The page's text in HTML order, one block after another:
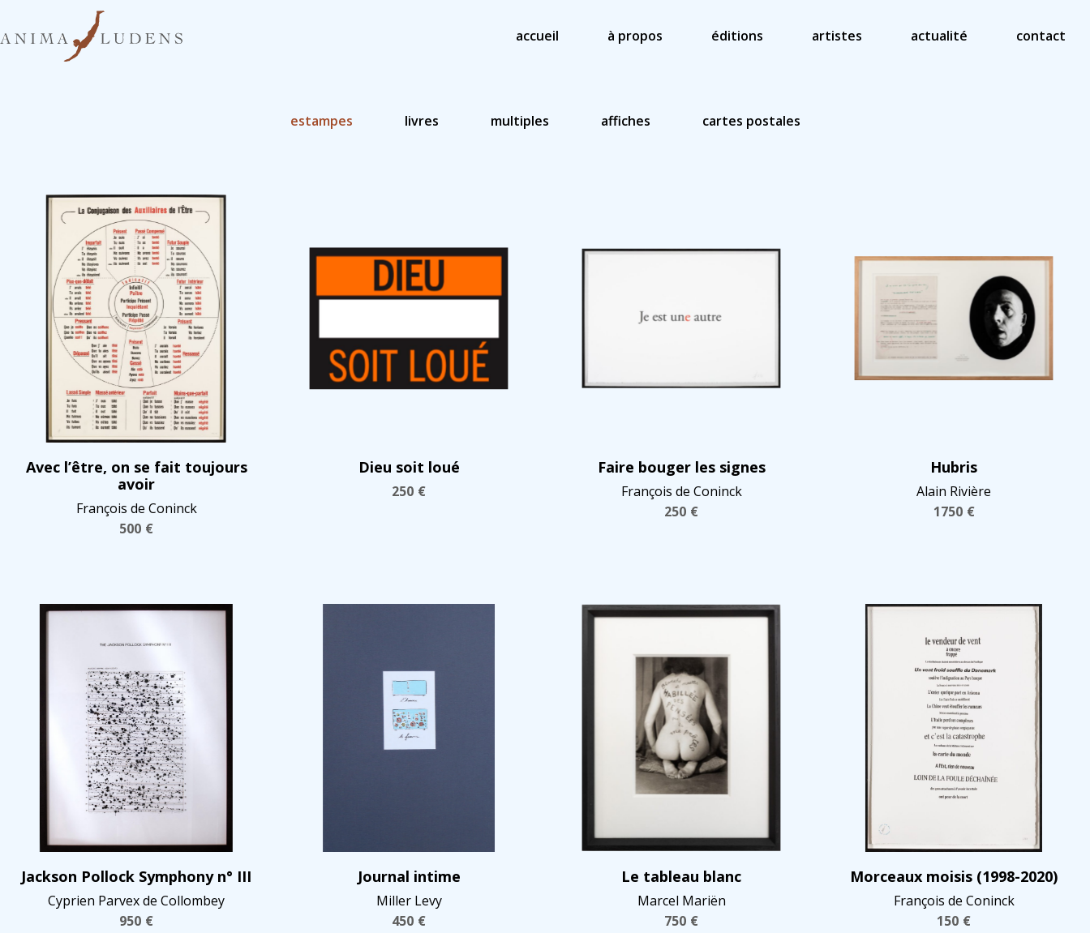
accueil à propos éditions artistes actualité contact
estampes livres multiples affiches cartes postales
Avec l’être, on se fait toujours
avoir
François de Coninck
500 €
Dieu soit loué
250 €
Faire bouger les signes
François de Coninck
250 €
Hubris
Alain Rivière
1750 €
Jackson Pollock Symphony n° III
Cyprien Parvex de Collombey
950 €
Journal intime
Miller Levy
450 €
Le tableau blanc
Marcel Mariën
750 €
Morceaux moisis (1998-2020)
François de Coninck
150 €